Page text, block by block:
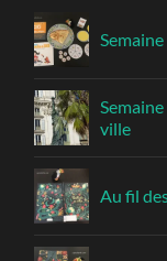
ville
Au fil